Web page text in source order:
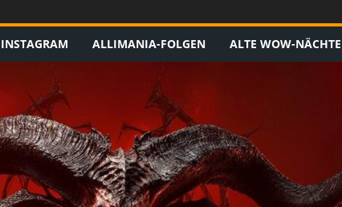
INSTAGRAM ALLIMANIA-FOLGEN ALTE WOW-NÄCHTE